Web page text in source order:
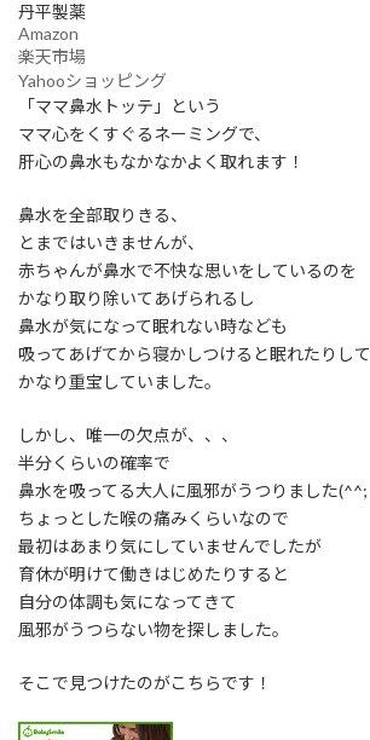
丹平製薬
Amazon
楽天市場
Yahooショッピング
「ママ鼻水トッテ」という
ママ心をくすぐるネーミングで、
肝心の鼻水もなかなかよく取れます！
鼻水を全部取りきる、
とまではいきませんが、
赤ちゃんが鼻水で不快な思いをしているのを
かなり取り除いてあげられるし
鼻水が気になって眠れない時なども
吸ってあげてから寝かしつけると眠れたりして
かなり重宝していました。
しかし、唯一の欠点が、、、
半分くらいの確率で
鼻水を吸ってる大人に風邪がうつりました(^^;
ちょっとした喉の痛みくらいなので
最初はあまり気にしていませんでしたが
育休が明けて働きはじめたりすると
自分の体調も気になってきて
風邪がうつらない物を探しました。
そこで見つけたのがこちらです！